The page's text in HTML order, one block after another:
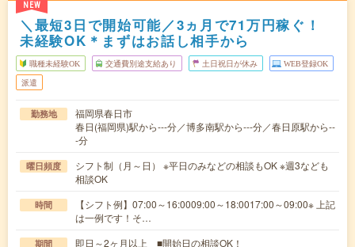
NEW
＼最短3日で開始可能／3ヵ月で71万円稼ぐ！
未経験OK＊まずはお話し相手から
職種未経験OK 交通費別途支給あり 土日祝日が休み WEB登録OK
派遣
勤務地
福岡県春日市
春日(福岡県)駅から---分／博多南駅から---分／春日原駅から--
-分
曜日頻度
シフト制（月～日） ※平日のみなどの相談もOK ※週3なども
相談OK
時間
【シフト例】07:00～16:0009:00～18:0017:00～09:00※ 上記
は一例です！そ…
期間 即日～2ヶ月以上 ■開始日の相談OK！